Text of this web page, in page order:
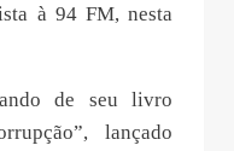
à 94 FM, nesta
de seu livro
lançado